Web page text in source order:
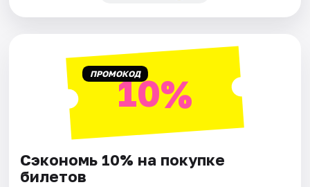
ПРОМОКОД10%
Сэкономь 10% на покупке
билетов